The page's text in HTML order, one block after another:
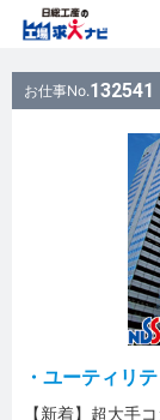
お仕事No.132541
・ユーティリ
【新着】超大手